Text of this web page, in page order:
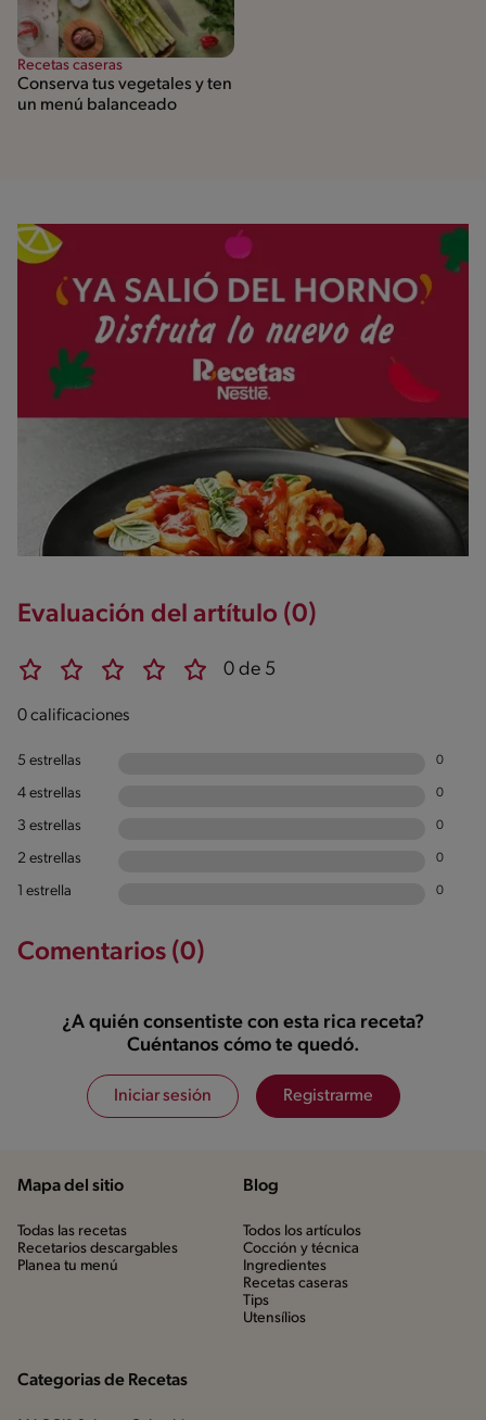
Recetas caseras
Conserva tus vegetales y ten
un menú balanceado
Evaluación del artítulo (0)
0 de 5
0 calificaciones
5 estrellas 0
4 estrellas 0
3 estrellas 0
2 estrellas 0
1 estrella 0
Comentarios (0)
¿A quién consentiste con esta rica receta?
Cuéntanos cómo te quedó.
Iniciar sesión Registrarme
Mapa del sitio
Todas las recetas
Recetarios descargables
Planea tu menú
Blog
Todos los artículos
Cocción y técnica
Ingredientes
Recetas caseras
Tips
Utensílios
Categorias de Recetas